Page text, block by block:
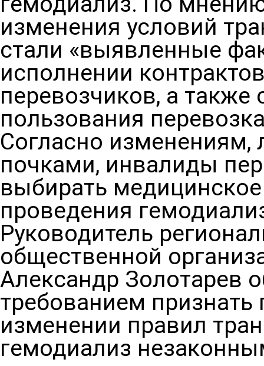
изменения условий
стали «выявленные
исполнении
перевозчиков, а также
пользования
Согласно
почками, инвалиды
выбирать
проведения
Руководитель
общественной
Александр Золотарев
требованием
изменении правил
гемодиализ